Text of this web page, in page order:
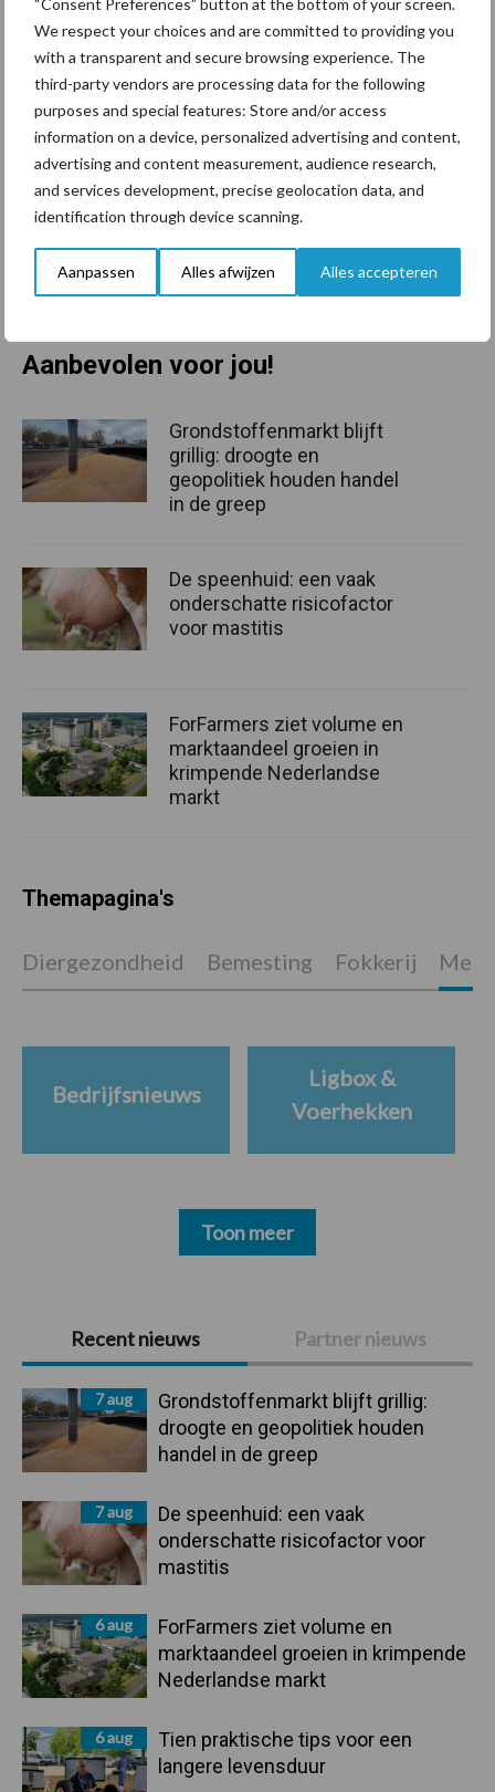
“Consent Preferences” button at the bottom of your screen.
We respect your choices and are committed to providing you
with a transparent and secure browsing experience. The
third-party vendors are processing data for the following
purposes and special features: Store and/or access
information on a device, personalized advertising and content,
advertising and content measurement, audience research,
and services development, precise geolocation data, and
identification through device scanning.
Aanpassen Alles afwijzen Alles accepteren
De Vredo ZB4 contractor serie is hiermee klaar voor de toekomst.
Met de vertrouwde en bewezen zodenbemestertechniek draagt
stikstofopname
door de wortels van het (gras)gewas. Dankzij de aanzienlijke
gewichtsbesparing, onderhoudskostenreductie en bewezen
restwaarde is de ZB4 Contractor niet alleen dankzij zijn
eenvoudige en onderhoudsvrije werking maar ook commercieel
zeer interessant voor de Loonwerker.
Primaire
Sidebar
Recent nieuws Partner nieuws
7 aug
Grondstoffenmarkt blijft grillig:
droogte en geopolitiek houden
handel in de greep
7 aug
De speenhuid: een vaak
onderschatte risicofactor voor
mastitis
6 aug
ForFarmers ziet volume en
marktaandeel groeien in krimpende
Nederlandse markt
6 aug
Tien praktische tips voor een
langere levensduur
Aanbevolen voor jou!
Grondstoffenmarkt blijft
grillig: droogte en
geopolitiek houden handel
in de greep
De speenhuid: een vaak
onderschatte risicofactor
voor mastitis
ForFarmers ziet volume en
marktaandeel groeien in
krimpende Nederlandse
markt
Themapagina's
Diergezondheid Bemesting Fokkerij
Bedrijfsnieuws
Ligbox &
Voerhekken
Toon meer